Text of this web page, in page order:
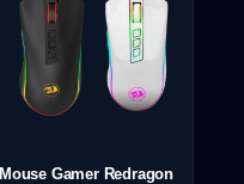
Mouse Gamer Redragon